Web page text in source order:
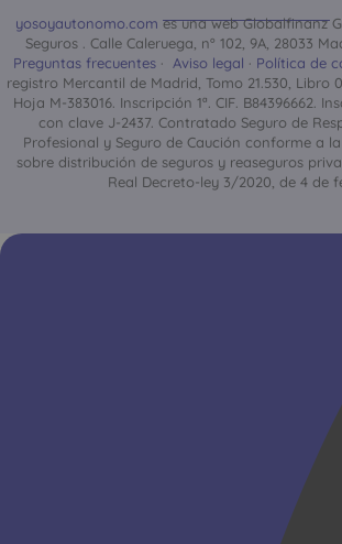
yosoyautonomo.com es una web Globalfinanz
Seguros . Calle Caleruega, nº 102, 9A, 28033
Preguntas frecuentes · Aviso legal · Política de
registro Mercantil de Madrid, Tomo 21.530, Libro
Hoja M-383016. Inscripción 1ª. CIF. B84396662.
con clave J-2437. Contratado Seguro de
Profesional y Seguro de Caución conforme a
sobre distribución de seguros y reaseguros
Real Decreto-ley 3/2020, de 4 de